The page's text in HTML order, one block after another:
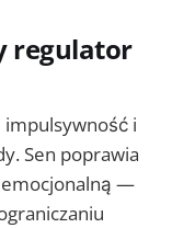
regulator
i
Sen poprawia
emocjonalną —